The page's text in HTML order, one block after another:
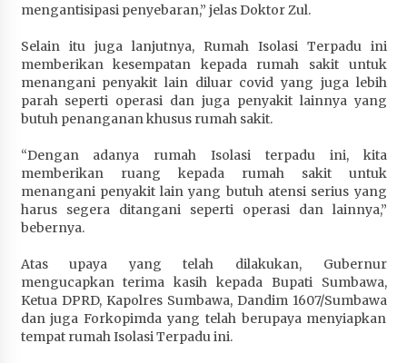
mengantisipasi penyebaran,” jelas Doktor Zul.
Selain itu juga lanjutnya, Rumah Isolasi Terpadu ini
memberikan kesempatan kepada rumah sakit untuk
menangani penyakit lain diluar covid yang juga lebih
parah seperti operasi dan juga penyakit lainnya yang
butuh penanganan khusus rumah sakit.
“Dengan adanya rumah Isolasi terpadu ini, kita
memberikan ruang kepada rumah sakit untuk
menangani penyakit lain yang butuh atensi serius yang
harus segera ditangani seperti operasi dan lainnya,”
bebernya.
Atas upaya yang telah dilakukan, Gubernur
mengucapkan terima kasih kepada Bupati Sumbawa,
Ketua DPRD, Kapolres Sumbawa, Dandim 1607/Sumbawa
dan juga Forkopimda yang telah berupaya menyiapkan
tempat rumah Isolasi Terpadu ini.